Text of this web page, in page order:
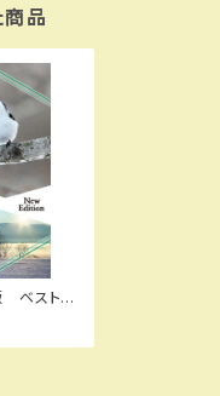
商品
ベストフ
冊解答
体と別冊